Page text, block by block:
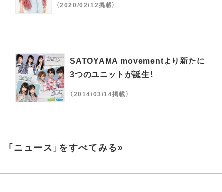
（2020/02/12掲載）
SATOYAMA movementより新たに
3つのユニットが誕生！
（2014/03/14掲載）
「ニュース」をすべてみる»